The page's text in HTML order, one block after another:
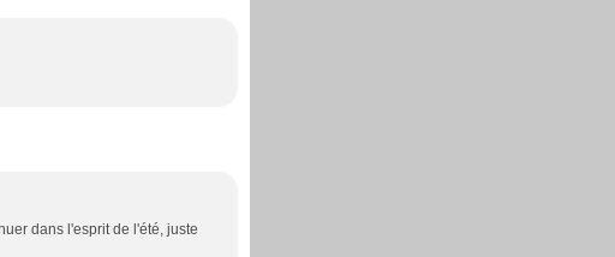
dans l'esprit de l'été, juste